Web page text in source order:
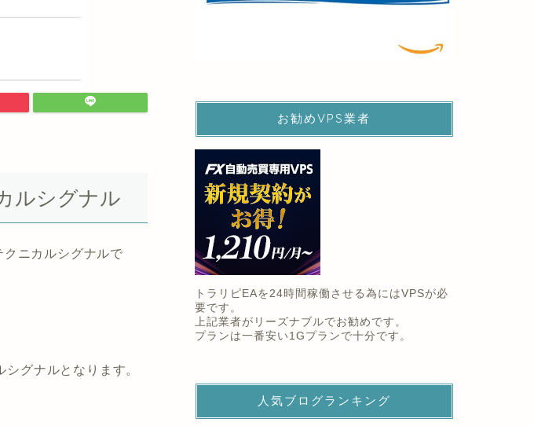
ルシグナル
ニカルシグナルで
グナルとなります。
お勧めVPS業者
トラリピEAを24時間稼働させる為にはVPSが必
要です。
上記業者がリーズナブルでお勧めです。
プランは一番安い1Gプランで十分です。
人気ブログランキング